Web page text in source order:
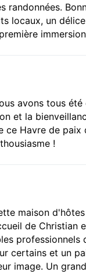
locaux, un
avons tous été
et la
Havre de paix
!
maison
de Christian
professionnels
certains et un
image. Un